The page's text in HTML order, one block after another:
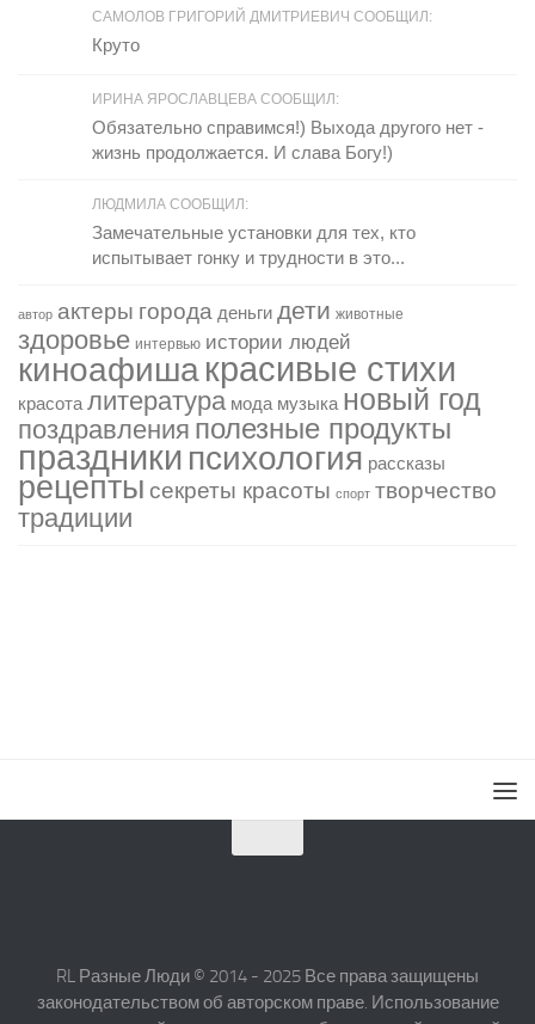
САМОЛОВ ГРИГОРИЙ ДМИТРИЕВИЧ СООБЩИЛ:
Круто
ИРИНА ЯРОСЛАВЦЕВА СООБЩИЛ:
Обязательно справимся!) Выхода другого нет -
жизнь продолжается. И слава Богу!)
ЛЮДМИЛА СООБЩИЛ:
Замечательные установки для тех, кто
испытывает гонку и трудности в это...
автор актеры города деньги дети животные
здоровье интервью истории людей
киноафишакрасивые стихи
красота литература мода музыка новый год
поздравления полезные продукты
праздники психология рассказы
рецепты секреты красоты спорт творчество
традиции
RL Разные Люди © 2014 - 2025 Все права защищены
законодательством об авторском праве. Использование